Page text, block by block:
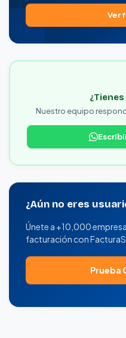
Ver
Nuestro equipo
¿Aún no eres
Únete a +10,000
facturación con
Prueba